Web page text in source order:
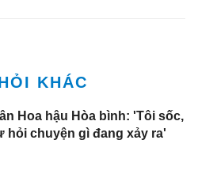
Hoa hậu Hòa bình: 'Tôi sốc,
hỏi chuyện gì đang xảy ra'